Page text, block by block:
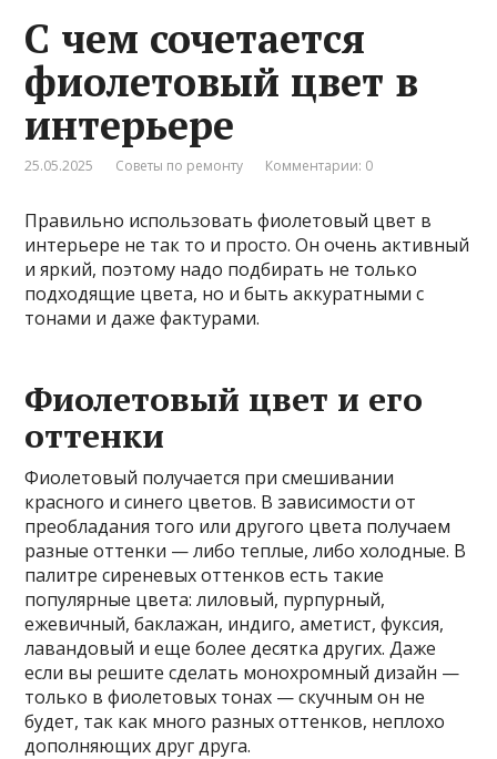
С чем сочетается
фиолетовый цвет в
интерьере
25.05.2025 Советы по ремонту Комментарии: 0
Правильно использовать фиолетовый цвет в
интерьере не так то и просто. Он очень активный
и яркий, поэтому надо подбирать не только
подходящие цвета, но и быть аккуратными с
тонами и даже фактурами.
Фиолетовый цвет и его
оттенки
Фиолетовый получается при смешивании
красного и синего цветов. В зависимости от
преобладания того или другого цвета получаем
разные оттенки — либо теплые, либо холодные. В
палитре сиреневых оттенков есть такие
популярные цвета: лиловый, пурпурный,
ежевичный, баклажан, индиго, аметист, фуксия,
лавандовый и еще более десятка других. Даже
если вы решите сделать монохромный дизайн —
только в фиолетовых тонах — скучным он не
будет, так как много разных оттенков, неплохо
дополняющих друг друга.